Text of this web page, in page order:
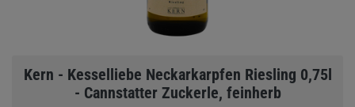
Kern - Kesselliebe Neckarkarpfen Riesling 0,75l
- Cannstatter Zuckerle, feinherb